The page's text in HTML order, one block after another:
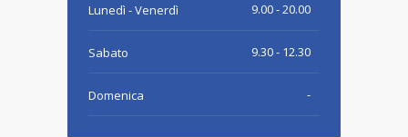
Lunedì - Venerdì 9.00 - 20.00
Sabato 9.30 - 12.30
Domenica -